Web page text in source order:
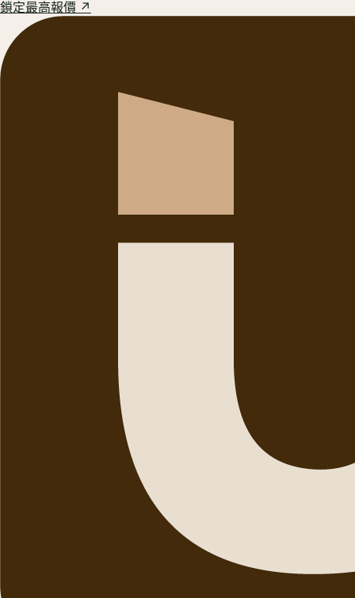
鎖定最高報價 ↗